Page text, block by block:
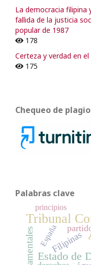
La democracia filipina
fallida de la justicia
popular de 1987
178
Certeza y verdad en
175
Chequeo de plagio
Palabras clave
Tribunal
Estado de
Filipinas
España
principios